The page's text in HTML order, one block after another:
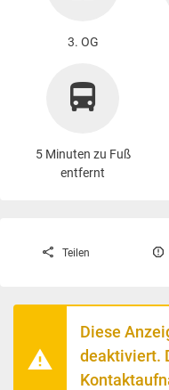
3. OG
5 Minuten zu Fuß
entfernt
Teilen
Diese
deaktiviert.